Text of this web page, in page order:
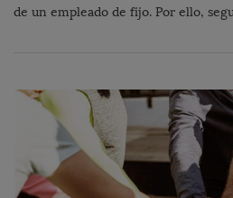
de un empleado de fijo. Por ello,